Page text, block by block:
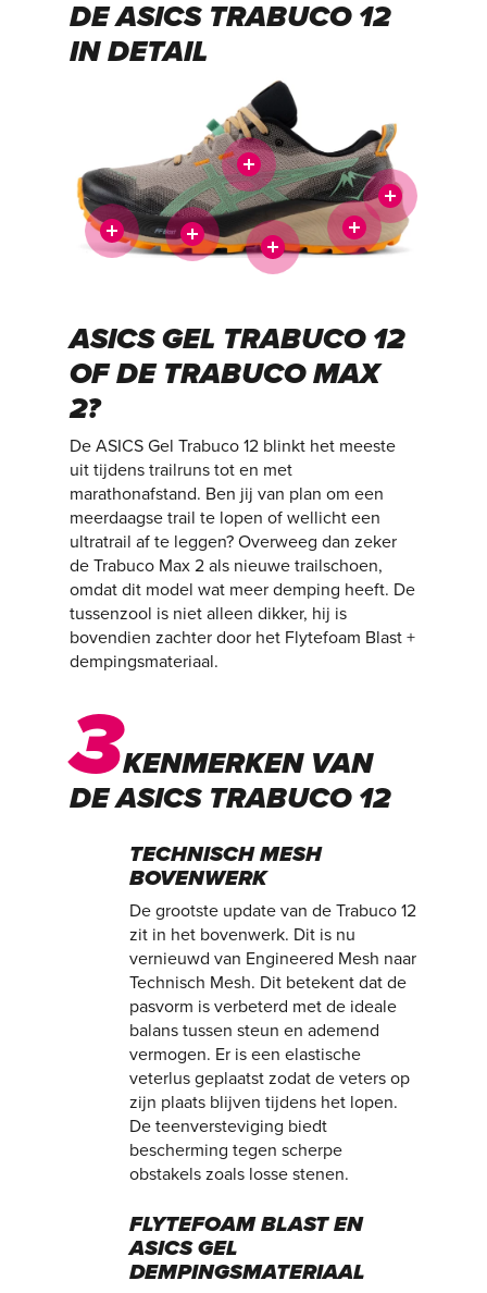
DE ASICS TRABUCO 12
IN DETAIL
ASICS GEL TRABUCO 12
OF DE TRABUCO MAX
2?
De ASICS Gel Trabuco 12 blinkt het meeste
uit tijdens trailruns tot en met
marathonafstand. Ben jij van plan om een
meerdaagse trail te lopen of wellicht een
ultratrail af te leggen? Overweeg dan zeker
de Trabuco Max 2 als nieuwe trailschoen,
omdat dit model wat meer demping heeft. De
tussenzool is niet alleen dikker, hij is
bovendien zachter door het Flytefoam Blast +
dempingsmateriaal.
3KENMERKEN VAN
DE ASICS TRABUCO 12
TECHNISCH MESH
BOVENWERK
De grootste update van de Trabuco 12
zit in het bovenwerk. Dit is nu
vernieuwd van Engineered Mesh naar
Technisch Mesh. Dit betekent dat de
pasvorm is verbeterd met de ideale
balans tussen steun en ademend
vermogen. Er is een elastische
veterlus geplaatst zodat de veters op
zijn plaats blijven tijdens het lopen.
De teenversteviging biedt
bescherming tegen scherpe
obstakels zoals losse stenen.
FLYTEFOAM BLAST EN
ASICS GEL
DEMPINGSMATERIAAL